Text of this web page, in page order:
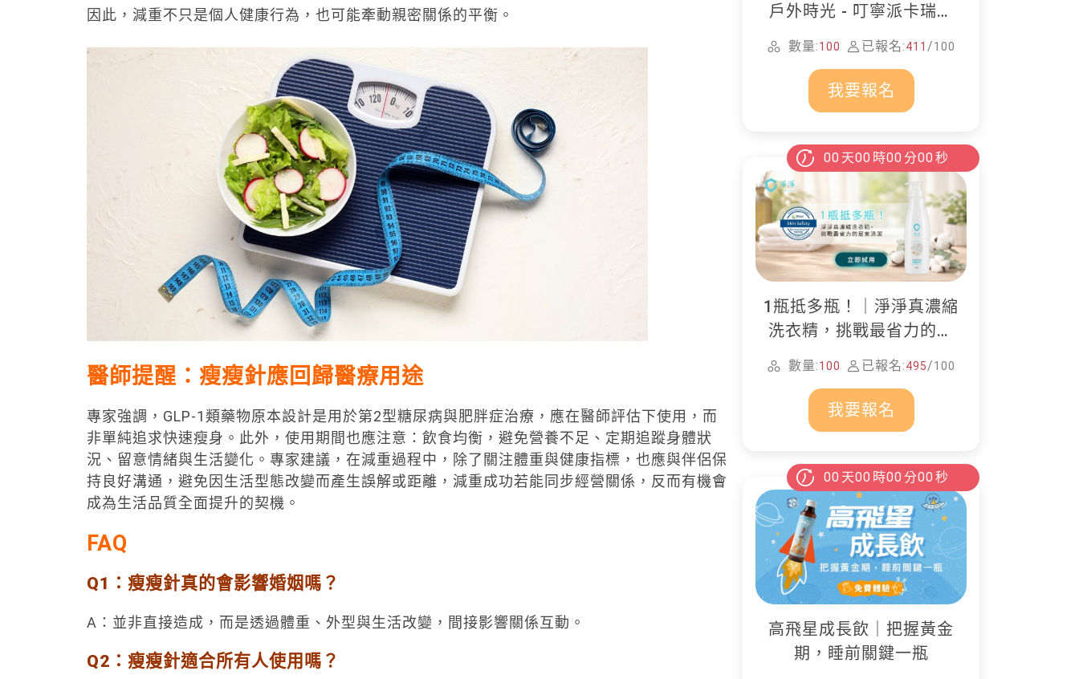
因此，減重不只是個人健康行為，也可能牽動親密關係的平衡。
醫師提醒：瘦瘦針應回歸醫療用途
專家強調，GLP-1類藥物原本設計是用於第2型糖尿病與肥胖症治療，應在醫師評估下使用，而
非單純追求快速瘦身。此外，使用期間也應注意：飲食均衡，避免營養不足、定期追蹤身體狀
況、留意情緒與生活變化。專家建議，在減重過程中，除了關注體重與健康指標，也應與伴侶保
持良好溝通，避免因生活型態改變而產生誤解或距離，減重成功若能同步經營關係，反而有機會
成為生活品質全面提升的契機。
FAQ
Q1：瘦瘦針真的會影響婚姻嗎？
A：並非直接造成，而是透過體重、外型與生活改變，間接影響關係互動。
Q2：瘦瘦針適合所有人使用嗎？
戶外時光 - 叮寧派卡瑞丁
防蚊液
數量:100 已報名:411 /100
我要報名
00 天00 時00 分00 秒
1瓶抵多瓶！｜淨淨真濃縮
洗衣精，挑戰最省力的居
家清潔
數量:100 已報名:495/100
我要報名
00 天00 時00 分00 秒
高飛星成長飲｜把握黃金
期，睡前關鍵一瓶